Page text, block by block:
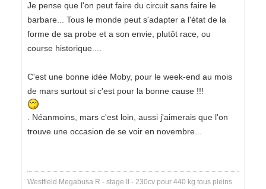
Je pense que l'on peut faire du circuit sans faire le
barbare... Tous le monde peut s'adapter a l'état de la
forme de sa probe et a son envie, plutôt race, ou
course historique....
C'est une bonne idée Moby, pour le week-end au mois
de mars surtout si c'est pour la bonne cause !!!
. Néanmoins, mars c'est loin, aussi j'aimerais que l'on
trouve une occasion de se voir en novembre...
Westfield Megabusa R - stage II - 230cv pour 440 kg tous pleins